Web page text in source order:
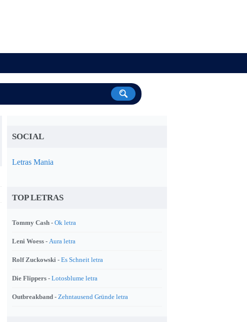
SOCIAL
Letras Mania
TOP LETRAS
Tommy Cash - Ok letra
Leni Woess - Aura letra
Rolf Zuckowski - Es Schneit letra
Die Flippers - Lotosblume letra
Outbreakband - Zehntausend Gründe letra